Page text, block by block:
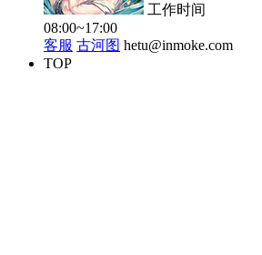
工作时间
08:00~17:00
客服 古河图 hetu@inmoke.com
TOP